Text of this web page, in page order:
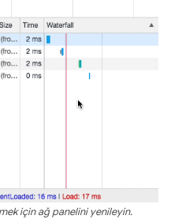
için ağ panelini yenileyin.